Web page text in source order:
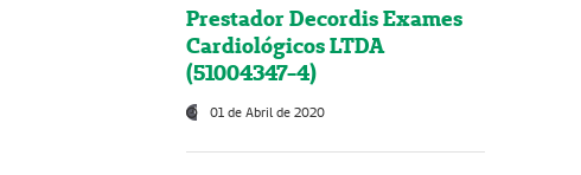
Prestador Decordis Exames
Cardiológicos LTDA
(51004347-4)
01 de Abril de 2020